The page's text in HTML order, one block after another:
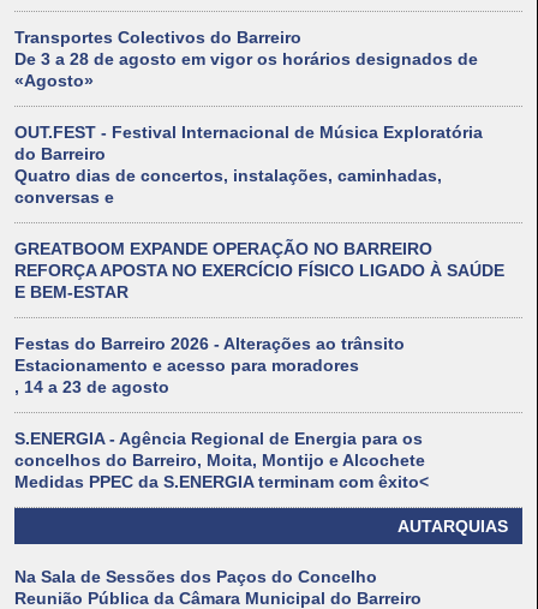
Transportes Colectivos do Barreiro
De 3 a 28 de agosto em vigor os horários designados de
«Agosto»
OUT.FEST - Festival Internacional de Música Exploratória
do Barreiro
Quatro dias de concertos, instalações, caminhadas,
conversas e
GREATBOOM EXPANDE OPERAÇÃO NO BARREIRO
REFORÇA APOSTA NO EXERCÍCIO FÍSICO LIGADO À SAÚDE
E BEM-ESTAR
Festas do Barreiro 2026 - Alterações ao trânsito
Estacionamento e acesso para moradores
, 14 a 23 de agosto
S.ENERGIA - Agência Regional de Energia para os
concelhos do Barreiro, Moita, Montijo e Alcochete
Medidas PPEC da S.ENERGIA terminam com êxito<
AUTARQUIAS
Na Sala de Sessões dos Paços do Concelho
Reunião Pública da Câmara Municipal do Barreiro